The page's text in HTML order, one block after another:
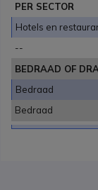
PER SECTOR
Hotels en
--
BEDRAAD OF
Bedraad
Bedraad